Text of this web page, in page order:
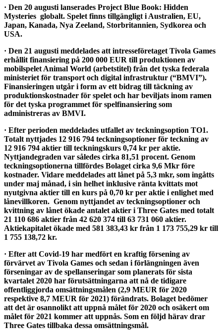
· Den 20 augusti lanserades Project Blue Book: Hidden
Mysteries globalt. Spelet finns tillgängligt i Australien, EU,
Japan, Kanada, Nya Zeeland, Storbritannien, Sydkorea och
USA.
· Den 21 augusti meddelades att intresseföretaget Tivola Games
erhållit finansiering på 200 000 EUR till produktionen av
mobilspelet Animal World (arbetstitel) från det tyska federala
ministeriet för transport och digital infrastruktur (“BMVI”).
Finansieringen utgår i form av ett bidrag till täckning av
produktionskostnader för spelet och har beviljats inom ramen
för det tyska programmet för spelfinansiering som
administreras av BMVI.
· Efter perioden meddelades utfallet av teckningsoption TO1.
Totalt nyttjades 12 916 794 teckningsoptioner för teckning av
12 916 794 aktier till teckningskurs 0,74 kr per aktie.
Nyttjandegraden var således cirka 81,51 procent. Genom
teckningsoptionerna tillfördes Bolaget cirka 9,6 Mkr före
kostnader. Vidare meddelades att lånet på 5,3 mkr, som ingåtts
under maj månad, i sin helhet inklusive ränta kvittats mot
nyutgivna aktier till en kurs på 0,70 kr per aktie i enlighet med
lånevillkoren. Genom nyttjandet av teckningsoptioner och
kvittning av lånet ökade antalet aktier i Three Gates med totalt
21 110 686 aktier från 42 620 374 till 63 731 060 aktier.
Aktiekapitalet ökade med 581 383,43 kr från 1 173 755,29 kr till
1 755 138,72 kr.
· Efter att Covid-19 har medfört en kraftig försening av
förvärvet av Tivola Games och sedan i förlängningen även
förseningar av de spellanseringar som planerats för sista
kvartalet 2020 har förutsättningarna att nå de tidigare
offentliggjorda omsättningsmålen (2,9 MEUR för 2020
respektive 8,7 MEUR för 2021) förändrats. Bolaget bedömer
att det är osannolikt att uppnå målet för 2020 och osäkert om
målet för 2021 kommer att uppnås. Som en följd härav drar
Three Gates tillbaka dessa omsättningsmål.